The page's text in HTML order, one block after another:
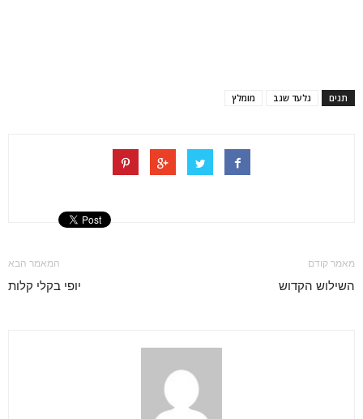
תגים גלעד שגב מומלץ
מאמר קודם
השילוש הקדוש
המאמר הבא
יופי בקלי קלות